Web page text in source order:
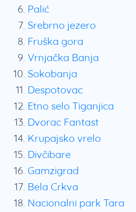
Palić
Srebrno jezero
Fruška gora
Vrnjačka Banja
Sokobanja
Despotovac
Etno selo Tiganjica
Dvorac Fantast
Krupajsko vrelo
Divčibare
Gamzigrad
Bela Crkva
Nacionalni park Tara